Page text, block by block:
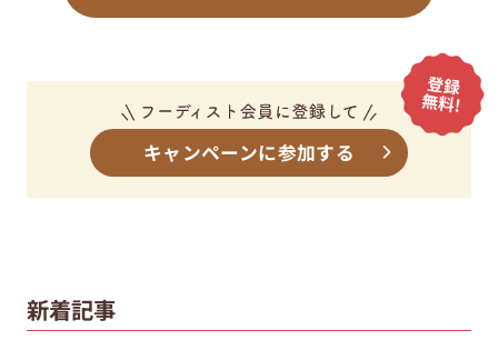
キャンペーンに参加する
新着記事